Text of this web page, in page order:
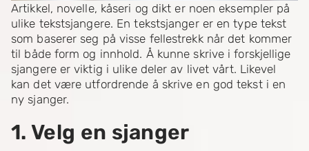
Artikkel, novelle, kåseri og dikt er noen eksempler på
ulike tekstsjangere. En tekstsjanger er en type tekst
som baserer seg på visse fellestrekk når det kommer
til både form og innhold. Å kunne skrive i forskjellige
sjangere er viktig i ulike deler av livet vårt. Likevel
kan det være utfordrende å skrive en god tekst i en
ny sjanger.
1. Velg en sjanger